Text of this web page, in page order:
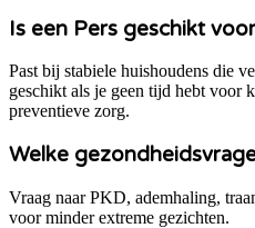
Is een Pers geschikt
Past bij stabiele huishoudens die
geschikt als je geen tijd hebt voor
preventieve zorg.
Welke
Vraag naar PKD, ademhaling,
voor minder extreme gezichten.